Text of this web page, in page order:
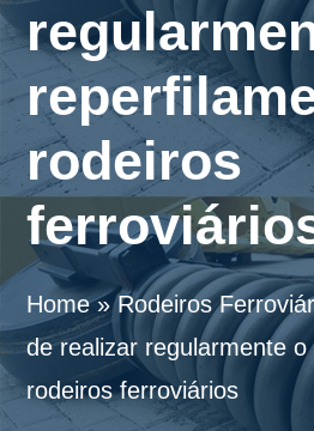
rodeiros
Home » Rodeiros
de realizar regularmente
rodeiros ferroviários